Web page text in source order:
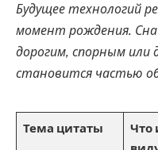
Будущее технологий
момент рождения.
дорогим, спорным
становится частью
Тема цитаты
Что